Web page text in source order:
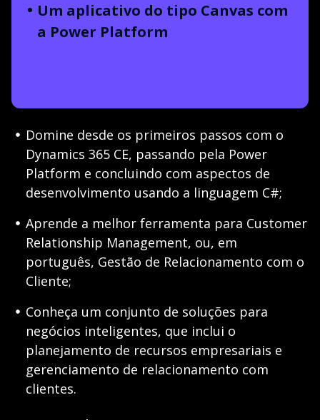
Um aplicativo do tipo Canvas com
a Power Platform
Domine desde os primeiros passos com o
Dynamics 365 CE, passando pela Power
Platform e concluindo com aspectos de
desenvolvimento usando a linguagem C#;
Aprende a melhor ferramenta para Customer
Relationship Management, ou, em
português, Gestão de Relacionamento com o
Cliente;
Conheça um conjunto de soluções para
negócios inteligentes, que inclui o
planejamento de recursos empresariais e
gerenciamento de relacionamento com
clientes.